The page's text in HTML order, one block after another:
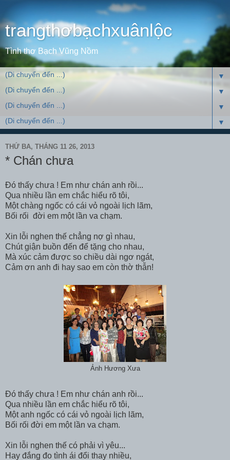
trangthơbạchxuânlộc
Tình thơ Bạch Vũng Nồm
▼
▼
▼
▼
THỨ BA, THÁNG 11 26, 2013
* Chán chưa
Đó thấy chưa ! Em như chán anh rồi...
Qua nhiều lần em chắc hiểu rõ tôi,
Một chàng ngốc có cái vỏ ngoài lịch lãm,
Bối rối đời em một lần va chạm.
Xin lỗi nghen thế chẳng nợ gì nhau,
Chút giận buồn đến để tặng cho nhau,
Mà xúc cảm được so chiều dài ngơ ngát,
Cảm ơn anh đi hay sao em còn thờ thẫn!
Ảnh Hương Xưa
Đó thấy chưa ! Em như chán anh rồi...
Qua nhiều lần em chắc hiểu rõ tôi,
Một anh ngốc có cái vỏ ngoài lịch lãm,
Bối rối đời em một lần va chạm.
Xin lỗi nghen thế có phải vì yêu...
Hay đắng đo tình ái đổi thay nhiều,